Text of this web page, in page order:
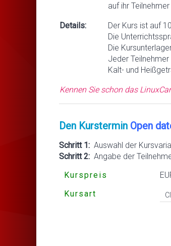
auf ihr Teilnehmer
Details:
Der Kurs ist auf
Die
Die
Jeder
Kalt- und
Kennen Sie schon das
Den Kurstermin Open
Schritt 1: Auswahl der
Schritt 2: Angabe der
Kurspreis
Kursart